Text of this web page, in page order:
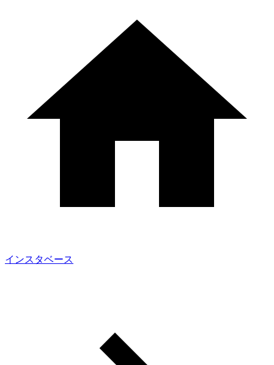
インスタベース